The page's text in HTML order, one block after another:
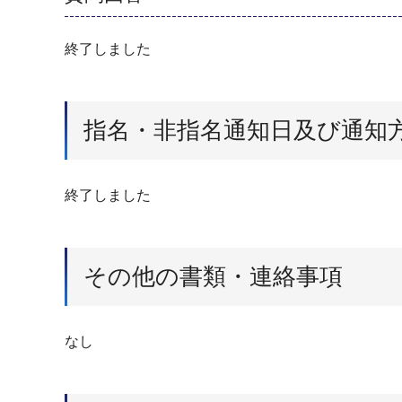
終了しました
指名・非指名通知日及び通知
終了しました
その他の書類・連絡事項
なし